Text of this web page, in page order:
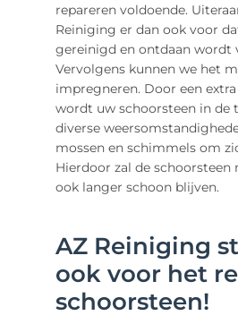
repareren voldoende.
Reiniging er dan ook voor
gereinigd en ontdaan wordt
Vervolgens kunnen we het
impregneren. Door een
wordt uw schoorsteen in de
diverse
mossen en schimmels om
Hierdoor zal de
ook langer schoon blijven.
AZ Reiniging
ook voor het
schoorsteen!